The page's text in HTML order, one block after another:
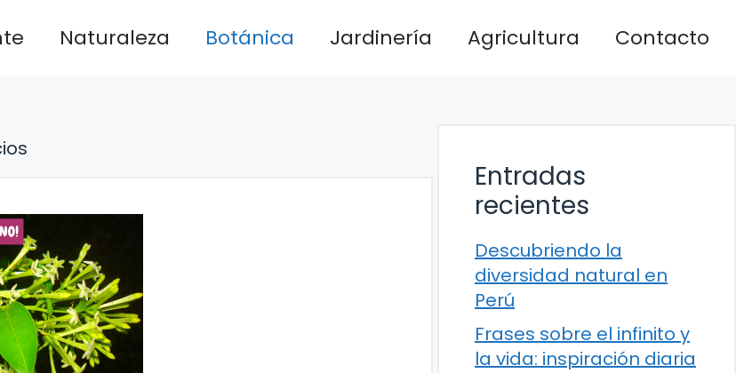
Naturaleza Botánica Jardinería Agricultura Contacto
Entradas
recientes
Descubriendo la
diversidad natural en
Perú
Frases sobre el infinito y
la vida: inspiración diaria